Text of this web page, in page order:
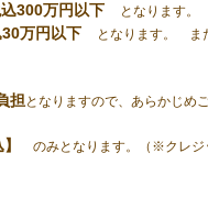
300万円以下
となります。
30万円以下
となります。 ま
担 となりますので、あらかじめ
のみとなります。（※クレジ